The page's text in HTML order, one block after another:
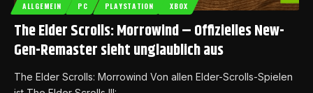
ALLGEMEIN PC PLAYSTATION XBOX
The Elder Scrolls: Morrowind – Offizielles New-
Gen-Remaster sieht unglaublich aus
The Elder Scrolls: Morrowind Von allen Elder-Scrolls-Spielen